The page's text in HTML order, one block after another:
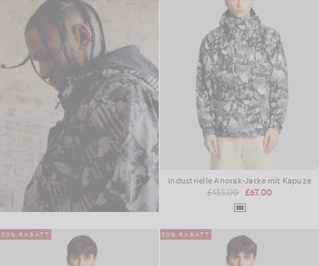
Industrielle Anorak-Jacke mit Kapuze
£135.00 £67.00
50% RABATT 50% RABATT